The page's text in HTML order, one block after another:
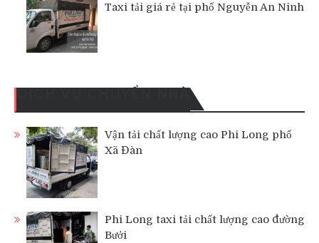
Taxi tải giá rẻ tại phố Nguyễn An Ninh
DỊCH VỤ CHUYỂN NHÀ
Vận tải chất lượng cao Phi Long phố
Xã Đàn
Phi Long taxi tải chất lượng cao đường
Bưởi